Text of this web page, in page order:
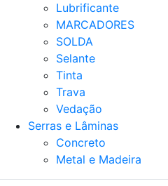
Lubrificante
MARCADORES
SOLDA
Selante
Tinta
Trava
Vedação
Serras e Lâminas
Concreto
Metal e Madeira